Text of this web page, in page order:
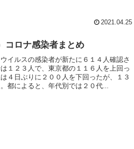
2021.04.25
コロナ感染者まとめ
イルスの感染者が新たに６１４人確認さ
１２３人で、東京都の１１６人を上回っ
４日ぶりに２００人を下回ったが、１３
都によると、年代別では２０代...